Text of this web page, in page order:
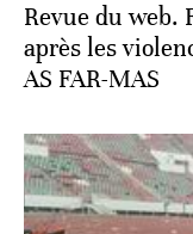
Revue du web.
après les
AS FAR-MAS